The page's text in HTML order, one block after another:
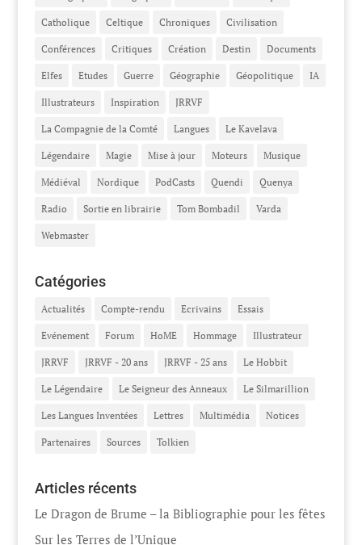
Catholique Celtique Chroniques Civilisation
Conférences Critiques Création Destin Documents
Elfes Etudes Guerre Géographie Géopolitique IA
Illustrateurs Inspiration JRRVF
La Compagnie de la Comté Langues Le Kavelava
Légendaire Magie Mise à jour Moteurs Musique
Médiéval Nordique PodCasts Quendi Quenya
Radio Sortie en librairie Tom Bombadil Varda
Webmaster
Catégories
Actualités Compte-rendu Ecrivains Essais
Evénement Forum HoME Hommage Illustrateur
JRRVF JRRVF - 20 ans JRRVF - 25 ans Le Hobbit
Le Légendaire Le Seigneur des Anneaux Le Silmarillion
Les Langues Inventées Lettres Multimédia Notices
Partenaires Sources Tolkien
Articles récents
Le Dragon de Brume – la Bibliographie pour les fêtes
Sur les Terres de l’Unique